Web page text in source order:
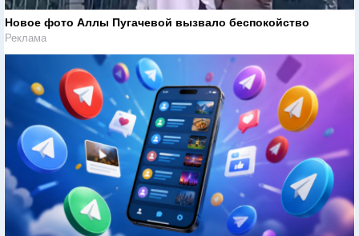
Новое фото Аллы Пугачевой вызвало беспокойство
Реклама